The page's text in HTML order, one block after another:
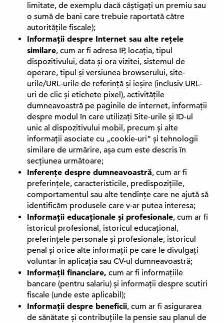
limitate, de exemplu dacă câștigați un premiu sau
o sumă de bani care trebuie raportată către
autoritățile fiscale);
Informații despre Internet sau alte rețele
similare, cum ar fi adresa IP, locația, tipul
dispozitivului, data și ora vizitei, sistemul de
operare, tipul și versiunea browserului, site-
urile/URL-urile de referință și ieșire (inclusiv URL-
uri de clic și etichete pixel), activitățile
dumneavoastră pe paginile de internet, informații
despre modul în care utilizați Site-urile și ID-ul
unic al dispozitivului mobil, precum și alte
informații asociate cu „cookie-uri” și tehnologii
similare de urmărire, așa cum este descris în
secțiunea următoare;
Inferențe despre dumneavoastră, cum ar fi
preferințele, caracteristicile, predispozițiile,
comportamentul sau alte tendințe care ne ajută să
identificăm produsele care v-ar putea interesa;
Informații educaționale și profesionale, cum ar fi
istoricul profesional, istoricul educațional,
preferințele personale și profesionale, istoricul
penal și orice alte informații pe care le divulgați
voluntar în aplicația sau CV-ul dumneavoastră;
Informații financiare, cum ar fi informațiile
bancare (pentru salariu) și informații despre scutiri
fiscale (unde este aplicabil);
Informații despre beneficii, cum ar fi asigurarea
de sănătate și contribuțiile la pensie sau planul de